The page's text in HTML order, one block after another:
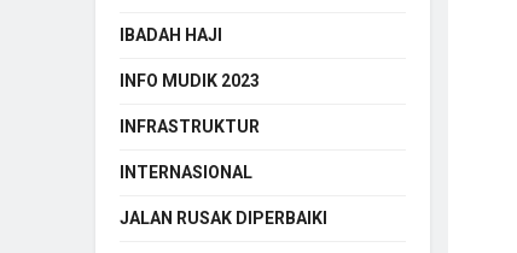
IBADAH HAJI
INFO MUDIK 2023
INFRASTRUKTUR
INTERNASIONAL
JALAN RUSAK DIPERBAIKI